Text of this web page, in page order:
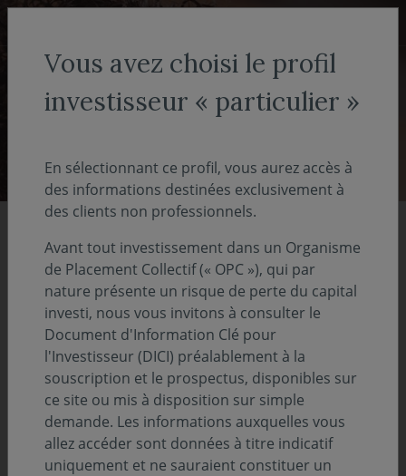
Aller au menu
Aller au contenu
ACCUEIL
Décryptages
À la une
Vous avez choisi le profil
investisseur « particulier »
En sélectionnant ce profil, vous aurez accès à
des informations destinées exclusivement à
des clients non professionnels.
Avant tout investissement dans un Organisme
de Placement Collectif (« OPC »), qui par
nature présente un risque de perte du capital
investi, nous vous invitons à consulter le
Document d'Information Clé pour
l'Investisseur (DICI) préalablement à la
souscription et le prospectus, disponibles sur
ce site ou mis à disposition sur simple
demande. Les informations auxquelles vous
allez accéder sont données à titre indicatif
uniquement et ne sauraient constituer un